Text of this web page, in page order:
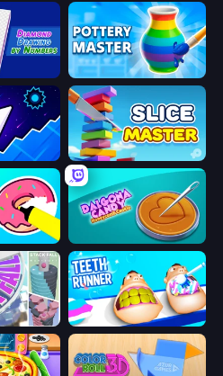
Pottery Master
Slice Master
Dalgona Candy Honeycomb Cookie
Teeth Runner